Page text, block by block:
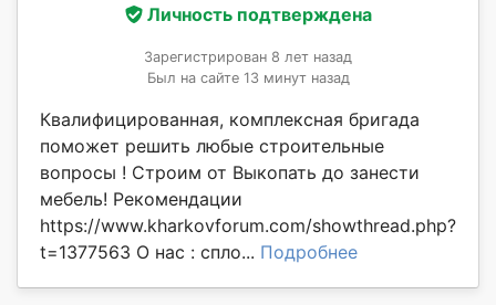
Личность подтверждена
Зарегистрирован 8 лет назад
Был на сайте 13 минут назад
Квалифицированная, комплексная бригада
поможет решить любые строительные
вопросы ! Строим от Выкопать до занести
мебель! Рекомендации
https://www.kharkovforum.com/showthread.php?
t=1377563 О нас : спло... Подробнее